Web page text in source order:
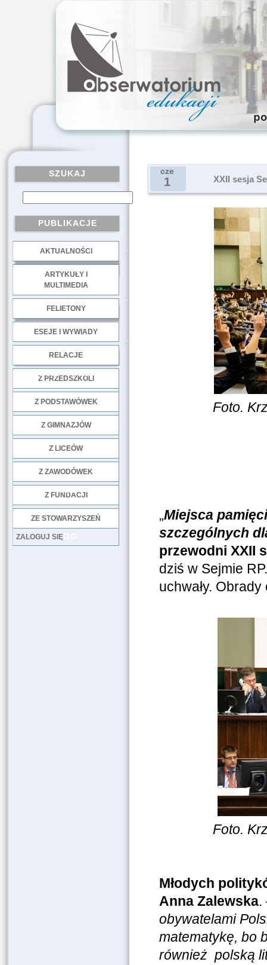
SZUKAJ
PUBLIKACJE
AKTUALNOŚCI
ARTYKUŁY I
MULTIMEDIA
FELIETONY
ESEJE I WYWIADY
RELACJE
Z PRZEDSZKOLI
Z PODSTAWÓWEK
Z GIMNAZJÓW
Z LICEÓW
Z ZAWODÓWEK
Z FUNDACJI
ZE STOWARZYSZEŃ
LOG
ZALOGUJ SIĘ
cze
1 XXII sesja
Foto.
„Miejsca
szczególnych
przewodni XXII
dziś w Sejmie
uchwały.
Foto.
Młodych
Anna Zalewska.
obywatelami
matematykę, bo
również polską